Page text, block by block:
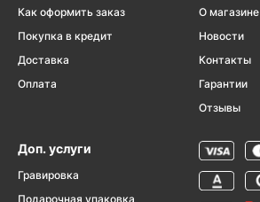
Как оформить заказ
Покупка в кредит
Доставка
Оплата
О магазине
Новости
Контакты
Гарантии
Отзывы
Доп. услуги
Гравировка
Подарочная упаковка